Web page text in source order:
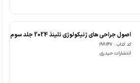
اصول جراحی های ژنیکولوژی تلینذ 2024 جلد سوم
کد کتاب : 198147
انتشارات حیدری